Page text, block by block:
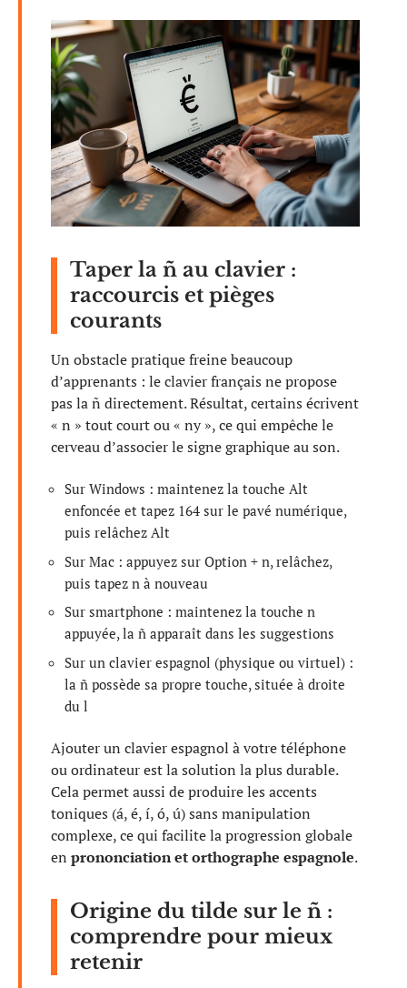
Taper la ñ au clavier :
raccourcis et pièges
courants
Un obstacle pratique freine beaucoup
d’apprenants : le clavier français ne propose
pas la ñ directement. Résultat, certains écrivent
« n » tout court ou « ny », ce qui empêche le
cerveau d’associer le signe graphique au son.
Sur Windows : maintenez la touche Alt
enfoncée et tapez 164 sur le pavé numérique,
puis relâchez Alt
Sur Mac : appuyez sur Option + n, relâchez,
puis tapez n à nouveau
Sur smartphone : maintenez la touche n
appuyée, la ñ apparaît dans les suggestions
Sur un clavier espagnol (physique ou virtuel) :
la ñ possède sa propre touche, située à droite
du l
Ajouter un clavier espagnol à votre téléphone
ou ordinateur est la solution la plus durable.
Cela permet aussi de produire les accents
toniques (á, é, í, ó, ú) sans manipulation
complexe, ce qui facilite la progression globale
en prononciation et orthographe espagnole.
Origine du tilde sur le ñ :
comprendre pour mieux
retenir